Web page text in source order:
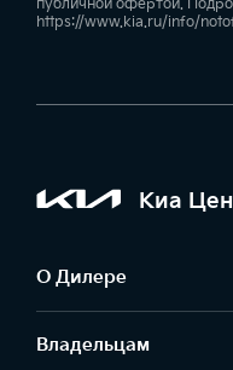
публичной офертой.
https://www.kia.ru/info/
Киа
О Дилере
Владельцам